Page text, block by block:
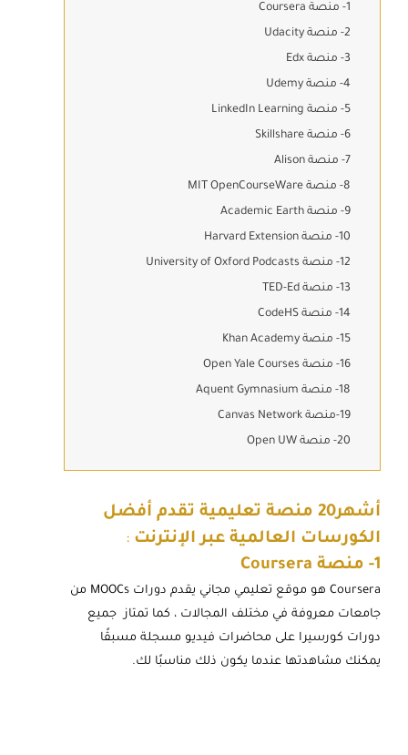
1- منصة Coursera
2- منصة Udacity
3- منصة Edx
4- منصة Udemy
5- منصة LinkedIn Learning
6- منصة Skillshare
7- منصة Alison
8- منصة MIT OpenCourseWare
9- منصة Academic Earth
10- منصة Harvard Extension
12- منصة University of Oxford Podcasts
13- منصة TED-Ed
14- منصة CodeHS
15- منصة Khan Academy
16- منصة Open Yale Courses
18- منصة Aquent Gymnasium
19-منصة Canvas Network
20- منصة Open UW
أشهر20 منصة تعليمية تقدم أفضل
الكورسات العالمية عبر الإنترنت :
1- منصة Coursera
Coursera هو موقع تعليمي مجاني يقدم دورات MOOCs من
جامعات معروفة في مختلف المجالات ، كما تمتاز جميع
دورات كورسيرا على محاضرات فيديو مسجلة مسبقًا
يمكنك مشاهدتها عندما يكون ذلك مناسبًا لك.